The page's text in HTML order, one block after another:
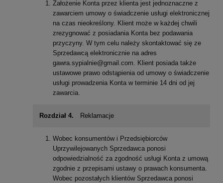
Założenie Konta przez klienta jest jednoznaczne z
zawarciem umowy o świadczenie usługi elektronicznej
na czas nieokreślony. Klient może w każdej chwili
zrezygnować z posiadania Konta bez podawania
przyczyny. W tym celu należy skontaktować się ze
Sprzedawcą elektronicznie na adres
gawra.sypialnie@gmail.com. Klient posiada także
ustawowe prawo odstąpienia od umowy o świadczenie
usługi prowadzenia Konta w terminie 14 dni od jej
zawarcia.
Rozdział 4. Reklamacje
Wobec konsumentów i Przedsiębiorców
Uprzywilejowanych Sprzedawca ponosi
odpowiedzialność za zgodność usługi Konta z umową
zgodnie z przepisami ustawy o prawach konsumenta.
Wobec pozostałych klientów Sprzedawca ponosi